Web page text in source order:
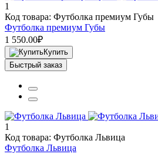
1
Код товара: Футболка премиум Губы
Футболка премиум Губы
1 550.00₽
Купить
Быстрый заказ
1
Код товара: Футболка Львица
Футболка Львица